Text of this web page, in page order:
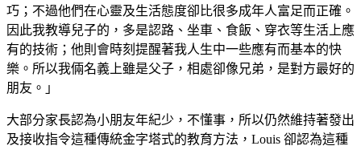
巧；不過他們在心靈及生活態度卻比很多成年人富足而正確。
因此我教導兒子的，多是認路、坐車、食飯、穿衣等生活上應
有的技術；他則會時刻提醒著我人生中一些應有而基本的快
樂。所以我倆名義上雖是父子，相處卻像兄弟，是對方最好的
朋友。」
大部分家長認為小朋友年紀少，不懂事，所以仍然維持著發出
及接收指令這種傳統金字塔式的教育方法，Louis 卻認為這種